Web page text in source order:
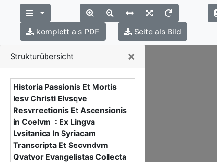
Strukturübersicht ×
Historia Passionis Et Mortis
Iesv Christi Eivsqve
Resvrrectionis Et Ascensionis
in Coelvm : Ex Lingva
Lvsitanica In Syriacam
Transcripta Et Secvndvm
Qvatvor Evangelistas Collecta
komplett als PDF Seite als Bild